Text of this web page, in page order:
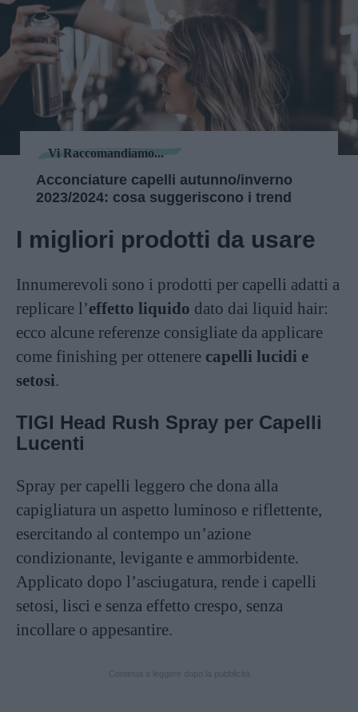
Vi Raccomandiamo...
Acconciature capelli autunno/inverno
2023/2024: cosa suggeriscono i trend
I migliori prodotti da usare
Innumerevoli sono i prodotti per capelli adatti a
replicare l’effetto liquido dato dai liquid hair:
ecco alcune referenze consigliate da applicare
come finishing per ottenere capelli lucidi e
setosi.
TIGI Head Rush Spray per Capelli
Lucenti
Spray per capelli leggero che dona alla
capigliatura un aspetto luminoso e riflettente,
esercitando al contempo un’azione
condizionante, levigante e ammorbidente.
Applicato dopo l’asciugatura, rende i capelli
setosi, lisci e senza effetto crespo, senza
incollare o appesantire.